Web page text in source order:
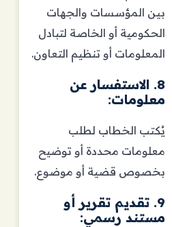
بين المؤسسات والجهات
الحكومية أو الخاصة لتبادل
المعلومات أو تنظيم التعاون.
8. الاستفسار عن
معلومات:
يُكتب الخطاب لطلب
معلومات محددة أو توضيح
بخصوص قضية أو موضوع.
9. تقديم تقرير أو
مستند رسمي: